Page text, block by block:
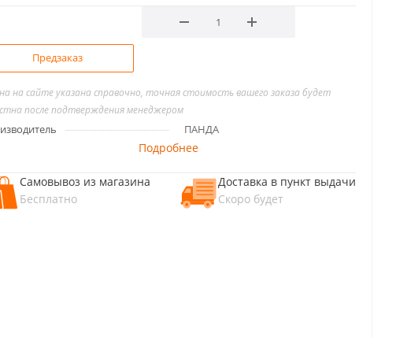
Предзаказ
на сайте указана справочно, точная стоимость вашего заказа будет
после подтверждения менеджером
ПАНДА
Подробнее
Самовывоз из магазина
Бесплатно
Доставка в пункт выдачи
Скоро будет